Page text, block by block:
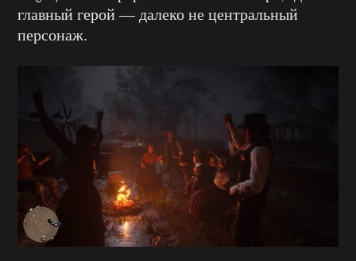
главный герой — далеко не центральный
персонаж.